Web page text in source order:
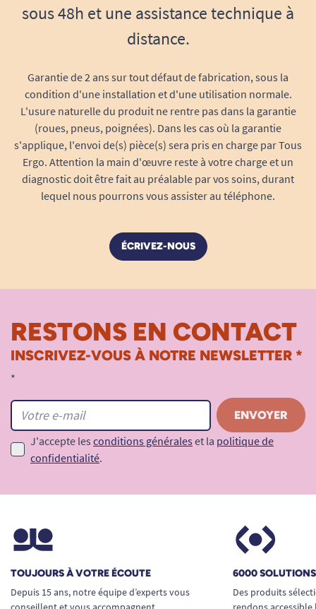
sous 48h et une assistance technique à
distance.
Garantie de 2 ans sur tout défaut de fabrication, sous la
condition d'une installation et d'une utilisation normale.
L'usure naturelle du produit ne rentre pas dans la garantie
(roues, pneus, poignées). Dans les cas où la garantie
s'applique, l'envoi de(s) pièce(s) sera pris en charge par Tous
Ergo. Attention la main d'œuvre reste à votre charge et un
diagnostic doit être fait au préalable par vos soins, durant
lequel nous pourrons vous assister au téléphone.
ÉCRIVEZ-NOUS
RESTONS EN CONTACT
INSCRIVEZ-VOUS À NOTRE NEWSLETTER *
*
J'accepte les conditions générales et la politique de
confidentialité.
TOUJOURS À VOTRE ÉCOUTE
Depuis 15 ans, notre équipe d’experts vous
6000
Des produits